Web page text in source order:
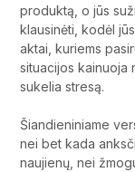
produktą, o jūs
klausinėti, kodėl
aktai, kuriems
situacijos kainuoja
sukelia stresą.
Šiandieniniame
nei bet kada
naujienų, nei